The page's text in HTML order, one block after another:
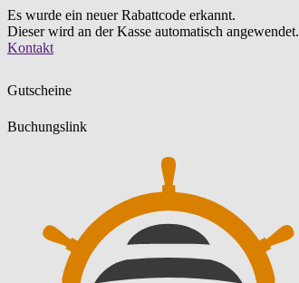
Es wurde ein neuer Rabattcode erkannt.
Dieser wird an der Kasse automatisch angewendet.
Zum
Kontakt
Gutscheine
Buchungslink